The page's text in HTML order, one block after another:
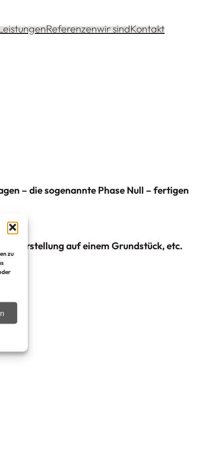
zu
Referenzenwir sindKontakt
– die sogenannte Phase Null – fertigen
auf einem Grundstück, etc.